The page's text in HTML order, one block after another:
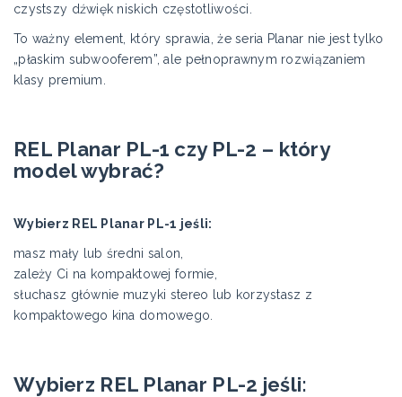
czystszy dźwięk niskich częstotliwości.
To ważny element, który sprawia, że seria Planar nie jest tylko
„płaskim subwooferem”, ale pełnoprawnym rozwiązaniem
klasy premium.
REL Planar PL-1 czy PL-2 – który
model wybrać?
Wybierz REL Planar PL-1 jeśli:
masz mały lub średni salon,
zależy Ci na kompaktowej formie,
słuchasz głównie muzyki stereo lub korzystasz z
kompaktowego kina domowego.
Wybierz REL Planar PL-2 jeśli: